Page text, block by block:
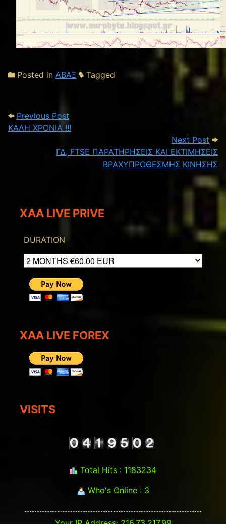
Posted in ΑΒΑΞ Tagged
Post navigation
Previous Post
KAΛΗ ΧΡΟΝΙΑ !!!
Next Post
ΓΔ, FTSE ΠΑΡΑΤΗΡΗΣΕΙΣ ΚΑΙ ΕΚΤΙΜΗΣΕΙΣ
ΒΡΑΧΥΠΡΟΘΕΣΜΗΣ ΚΙΝΗΣΗΣ
XAA LIVE PRIVE
DURATION
XAA LIVE FOREX
VISITS
Total Hits : 1183234
Who's Online : 3